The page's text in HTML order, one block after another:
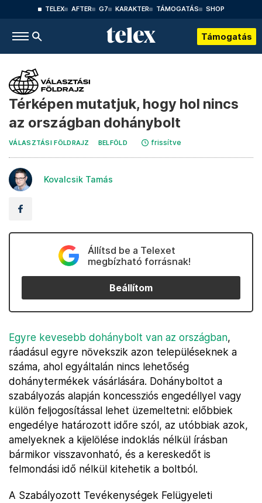
TELEX AFTER G7 KARAKTER TÁMOGATÁS SHOP
Támogatás
Térképen mutatjuk, hogy hol nincs
az országban dohánybolt
VÁLASZTÁSI FÖLDRAJZ BELFÖLD frissítve
Kovalcsik Tamás
Állítsd be a Telexet
megbízható forrásnak!
Beállítom
Egyre kevesebb dohánybolt van az országban,
ráadásul egyre növekszik azon településeknek a
száma, ahol egyáltalán nincs lehetőség
dohánytermékek vásárlására. Dohányboltot a
szabályozás alapján koncessziós engedéllyel vagy
külön feljogosítással lehet üzemeltetni: előbbiek
engedélye határozott időre szól, az utóbbiak azok,
amelyeknek a kijelölése indoklás nélkül írásban
bármikor visszavonható, és a kereskedőt is
felmondási idő nélkül kitehetik a boltból.
A Szabályozott Tevékenységek Felügyeleti